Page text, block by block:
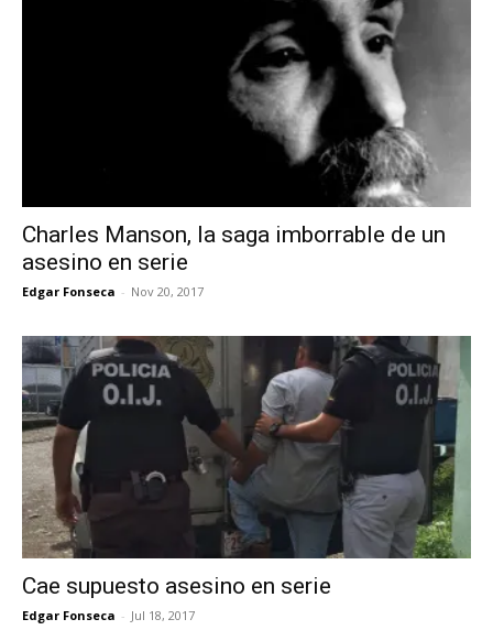
Charles Manson, la saga imborrable de un
asesino en serie
Edgar Fonseca - Nov 20, 2017
Cae supuesto asesino en serie
Edgar Fonseca - Jul 18, 2017